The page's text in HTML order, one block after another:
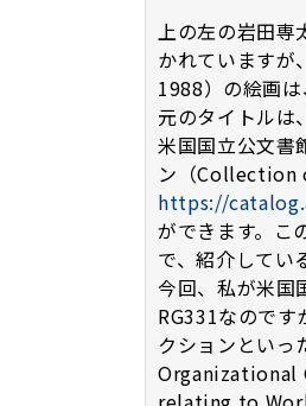
上の左の岩田専
かれていますが
1988）の絵画
元のタイトルは
米国国立公文書
ン（Collection
https://
ができます。こ
で、紹介してい
今回、私が米国
RG331なので
クションとい
Organizational